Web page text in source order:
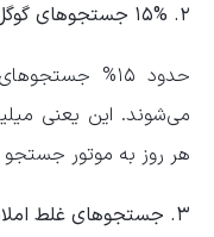
۲. ۱۵% جستجوهای گوگل جدید هستند
حدود ۱۵%
می‌شوند. این یعنی
هر روز به موتور
۳. جستجوهای غلط املایی